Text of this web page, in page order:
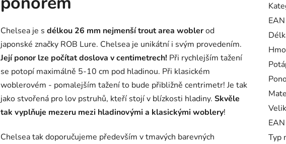
Chelsea je s délkou 26 mm nejmenší trout area woblerod
japonské značky ROB Lure. Chelsea je unikátní i svým provedením.
Její ponor lze počítat doslova v centimetrech! Při rychlejším tažení
se potopí maximálně 5-10 cm pod hladinou. Při klasickém
woblerovém - pomalejším tažení to bude přibližně centrimetr! Je tak
jako stvořená pro lov pstruhů, kteří stojí v blízkosti hladiny. Skvěle
tak vyplňuje mezeru mezi hladinovými a klasickými woblery!
Chelsea tak doporučujeme především v tmavých barevných
EAN
EAN
Typ